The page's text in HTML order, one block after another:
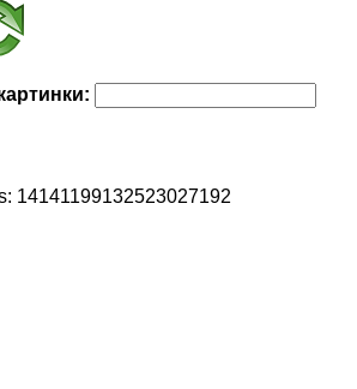
14141199132523027192